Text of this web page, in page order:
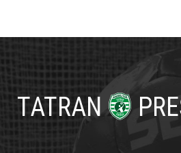
TATRAN